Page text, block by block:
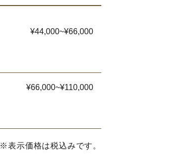
¥44,000~¥66,000
¥66,000~¥110,000
※表示価格は税込みです。